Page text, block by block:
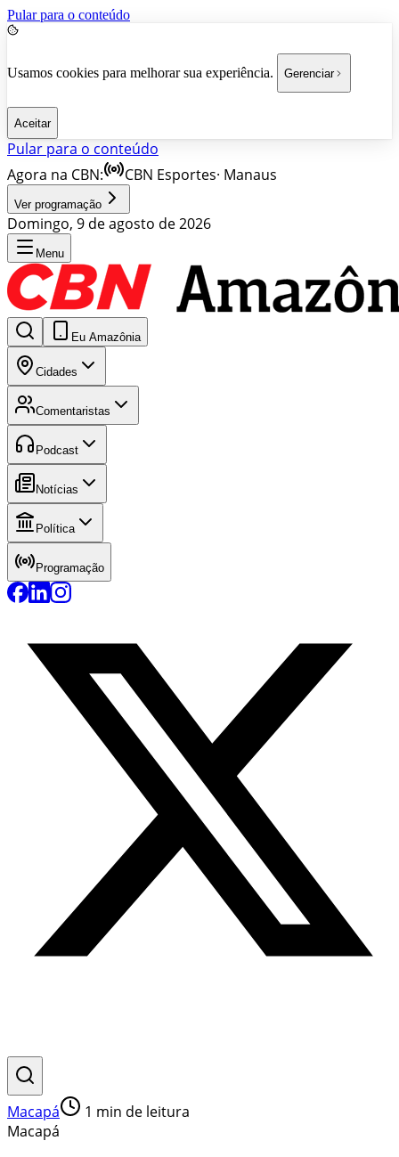
Pular para o conteúdo
Usamos cookies para melhorar sua experiência. Gerenciar
Aceitar
Pular para o conteúdo
Agora na CBN:
CBN Esportes· Manaus
Ver programação
Domingo, 9 de agosto de 2026
Menu
Eu Amazônia
Cidades
Comentaristas
Podcast
Notícias
Política
Programação
Macapá 1 min de leitura
Macapá